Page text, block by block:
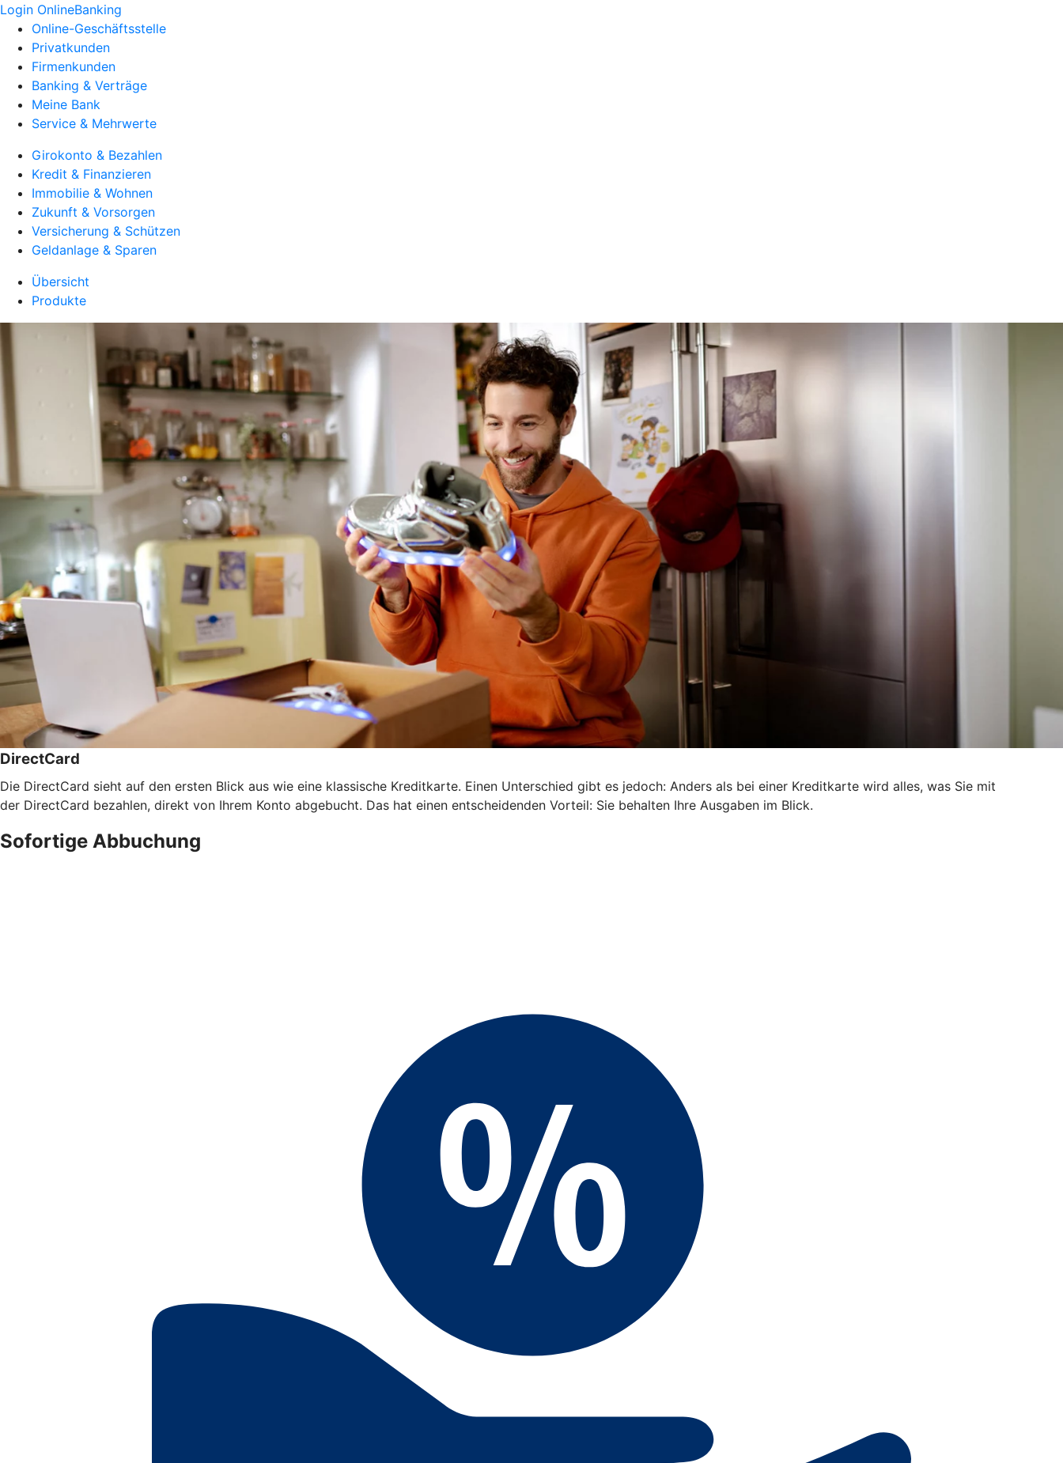
Login OnlineBanking
Online-Geschäftsstelle
Privatkunden
Firmenkunden
Banking & Verträge
Meine Bank
Service & Mehrwerte
Girokonto & Bezahlen
Kredit & Finanzieren
Immobilie & Wohnen
Zukunft & Vorsorgen
Versicherung & Schützen
Geldanlage & Sparen
Übersicht
Produkte
DirectCard
Die DirectCard sieht auf den ersten Blick aus wie eine klassische Kreditkarte. Einen Unterschied gibt es jedoch: Anders als bei einer Kreditkarte wird alles, was Sie mit
der DirectCard bezahlen, direkt von Ihrem Konto abgebucht. Das hat einen entscheidenden Vorteil: Sie behalten Ihre Ausgaben im Blick.
Sofortige Abbuchung